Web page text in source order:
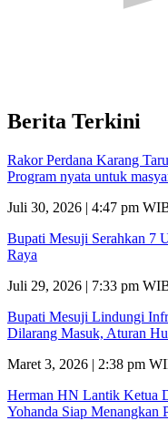
Berita Terkini
Rakor Perdana Karang
Program nyata untuk
Juli 30, 2026 | 4:47 pm
Bupati Mesuji Serahkan 7
Raya
Juli 29, 2026 | 7:33 pm
Bupati Mesuji Lindungi
Dilarang Masuk, Aturan
Maret 3, 2026 | 2:38 pm
Herman HN Lantik Ketua
Yohanda Siap Menangkan